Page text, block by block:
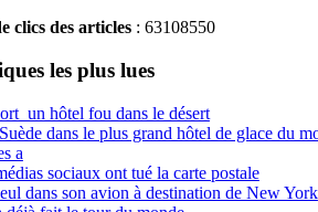
clics des articles: 63108550
les plus lues
un hôtel fou dans le désert
dans le plus grand hôtel de glace du
a
sociaux ont tué la carte postale
dans son avion à destination de New York